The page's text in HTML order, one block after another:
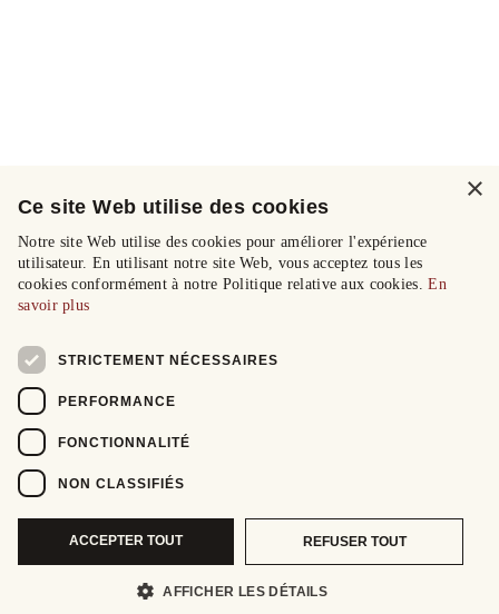
×
Ce site Web utilise des cookies
Notre site Web utilise des cookies pour améliorer l'expérience
utilisateur. En utilisant notre site Web, vous acceptez tous les
cookies conformément à notre Politique relative aux cookies.En
savoir plus
STRICTEMENT NÉCESSAIRES
PERFORMANCE
FONCTIONNALITÉ
NON CLASSIFIÉS
ACCEPTER TOUT REFUSER TOUT
AFFICHER LES DÉTAILS